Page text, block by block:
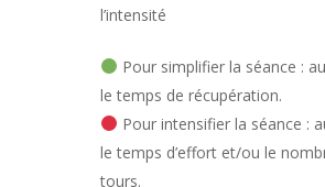
l’intensité
Pour simplifier la séance :
le temps de récupération.
Pour intensifier la séance :
le temps d’effort et/ou le
tours.